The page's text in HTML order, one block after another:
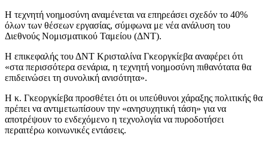
Η τεχνητή νοημοσύνη αναμένεται να επηρεάσει σχεδόν το 40%
όλων των θέσεων εργασίας, σύμφωνα με νέα ανάλυση του
Διεθνούς Νομισματικού Ταμείου (ΔΝΤ).
Η επικεφαλής του ΔΝΤ Κρισταλίνα Γκεοργκίεβα αναφέρει ότι
«στα περισσότερα σενάρια, η τεχνητή νοημοσύνη πιθανότατα θα
επιδεινώσει τη συνολική ανισότητα».
Η κ. Γκεοργκίεβα προσθέτει ότι οι υπεύθυνοι χάραξης πολιτικής θα
πρέπει να αντιμετωπίσουν την «ανησυχητική τάση» για να
αποτρέψουν το ενδεχόμενο η τεχνολογία να πυροδοτήσει
περαιτέρω κοινωνικές εντάσεις.